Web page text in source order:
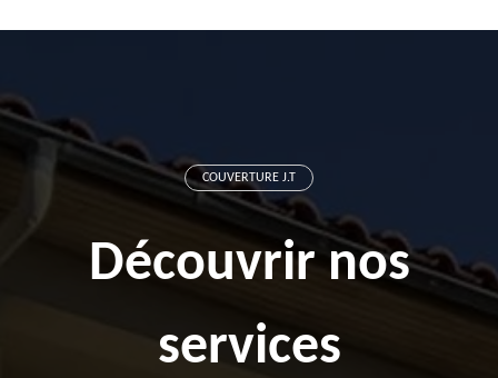
COUVERTURE J.T
Découvrir nos
services